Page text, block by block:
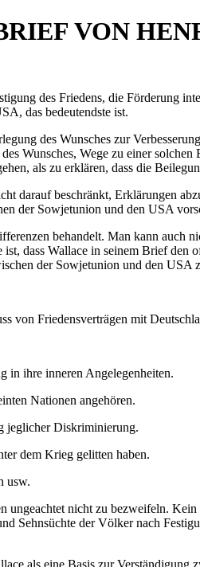
VON
des Friedens, die Förderung
das bedeutendste ist.
des Wunsches zur
Wunsches, Wege zu einer
als zu erklären, dass die
darauf beschränkt, Erklärungen
der Sowjetunion und den USA
behandelt. Man kann auch
dass Wallace in seinem Brief
der Sowjetunion und den USA
Friedensverträgen mit
in ihre inneren Angelegenheiten.
Nationen angehören.
jeglicher Diskriminierung.
dem Krieg gelitten haben.
usw.
nicht zu bezweifeln.
Sehnsüchte der Völker nach
als eine Basis zur